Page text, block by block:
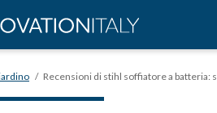
/ Recensioni di stihl soffiatore a batteria: